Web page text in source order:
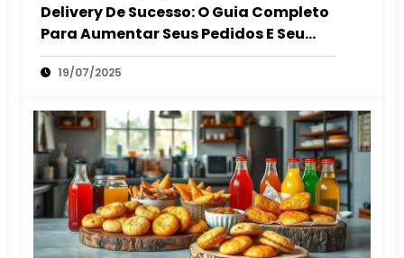
Delivery De Sucesso: O Guia Completo
Para Aumentar Seus Pedidos E Seu
Lucro
19/07/2025